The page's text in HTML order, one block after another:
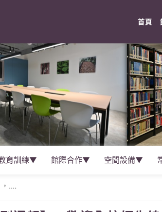
首頁
育訓練▼ 館際合作▼ 空間設備▼
....